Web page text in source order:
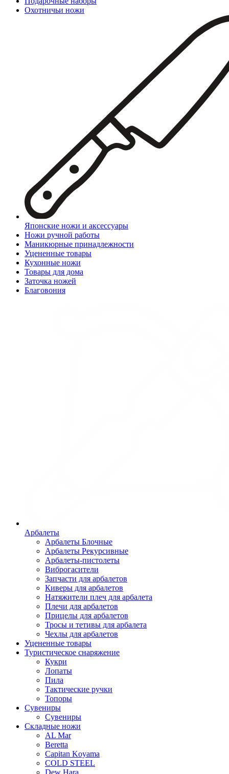
Охотничьи ножи
Японские ножи и аксессуары
Ножи ручной работы
Маникюрные принадлежности
Уцененные товары
Кухонные ножи
Товары для дома
Заточка ножей
Благовония
Арбалеты
Арбалеты Блочные
Арбалеты Рекурсивные
Арбалеты-пистолеты
Виброгасители
Запчасти для арбалетов
Киверы для арбалетов
Натяжители плеч для арбалета
Плечи для арбалетов
Прицелы для арбалетов
Тросы и тетивы для арбалета
Чехлы для арбалетов
Уцененные товары
Туристическое снаряжение
Кукри
Лопаты
Пила
Тактические ручки
Топоры
Сувениры
Сувениры
Складные ножи
AL Mar
Beretta
Capitan Koyama
COLD STEEL
Dew Hara